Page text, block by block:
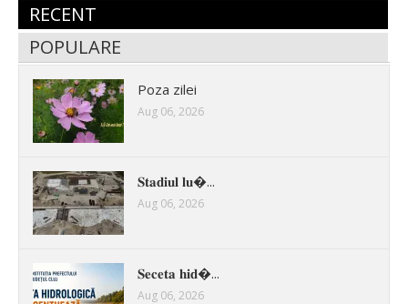
RECENT
POPULARE
Poza zilei
Aug 06, 2026
𝐒𝐭𝐚𝐝𝐢𝐮𝐥 𝐥𝐮�...
Aug 06, 2026
𝐒𝐞𝐜𝐞𝐭𝐚 𝐡𝐢𝐝�...
Aug 06, 2026